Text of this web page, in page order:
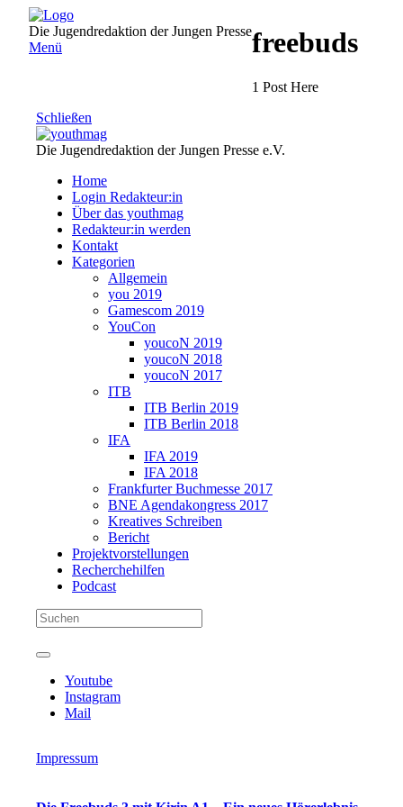
Direkt
zum
Inhalt
Die Jugendredaktion der Jungen Presse
Menü
freebuds
1 Post Here
Schließen
Die Jugendredaktion der Jungen Presse e.V.
Home
Login Redakteur:in
Über das youthmag
Redakteur:in werden
Kontakt
Kategorien
Allgemein
you 2019
Gamescom 2019
YouCon
youcoN 2019
youcoN 2018
youcoN 2017
ITB
ITB Berlin 2019
ITB Berlin 2018
IFA
IFA 2019
IFA 2018
Frankfurter Buchmesse 2017
BNE Agendakongress 2017
Kreatives Schreiben
Bericht
Projektvorstellungen
Recherchehilfen
Podcast
Youtube
Instagram
Mail
Impressum